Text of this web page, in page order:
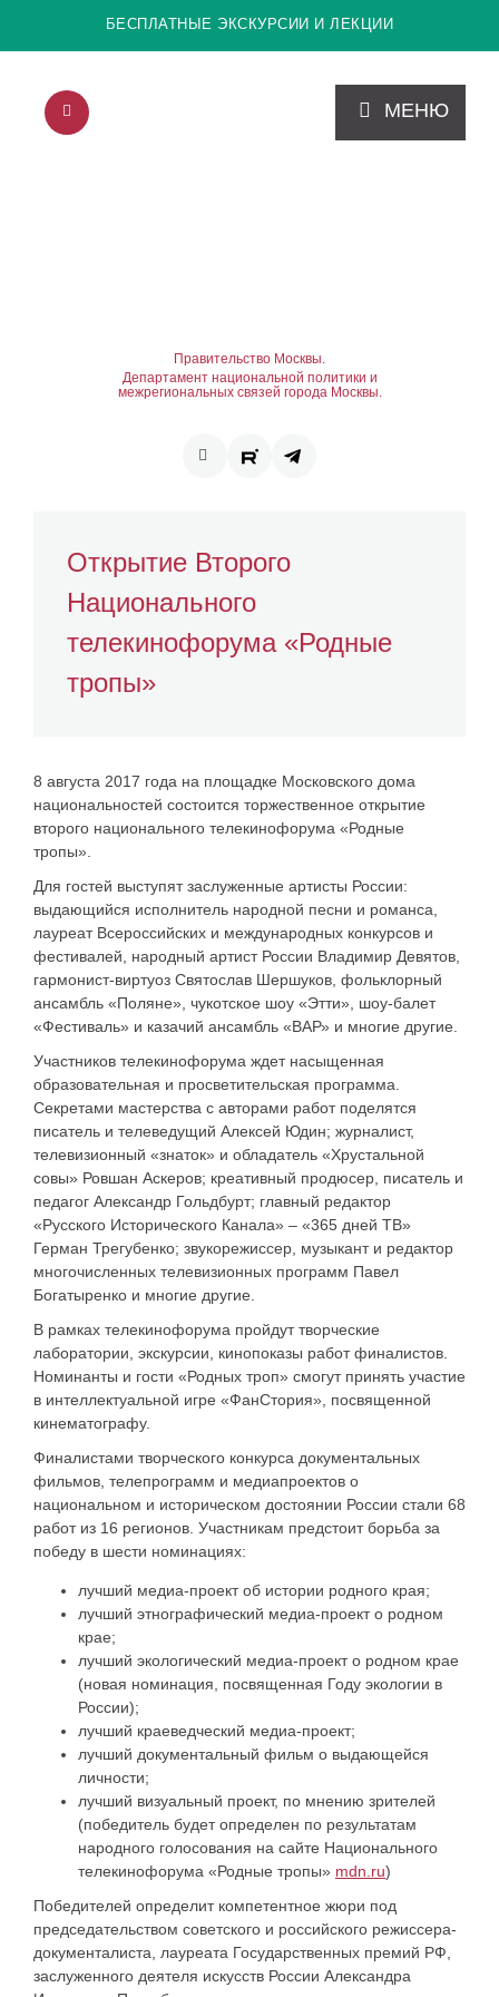
БЕСПЛАТНЫЕ ЭКСКУРСИИ И ЛЕКЦИИ
МЕНЮ
Правительство Москвы.
Департамент национальной политики и
межрегиональных связей города Москвы.
Открытие Второго
Национального
телекинофорума «Родные
тропы»
8 августа 2017 года на площадке Московского дома
национальностей состоится торжественное открытие
второго национального телекинофорума «Родные
тропы».
Для гостей выступят заслуженные артисты России:
выдающийся исполнитель народной песни и романса,
лауреат Всероссийских и международных конкурсов и
фестивалей, народный артист России Владимир Девятов,
гармонист-виртуоз Святослав Шершуков, фольклорный
ансамбль «Поляне», чукотское шоу «Этти», шоу-балет
«Фестиваль» и казачий ансамбль «ВАР» и многие другие.
Участников телекинофорума ждет насыщенная
образовательная и просветительская программа.
Секретами мастерства с авторами работ поделятся
писатель и телеведущий Алексей Юдин; журналист,
телевизионный «знаток» и обладатель «Хрустальной
совы» Ровшан Аскеров; креативный продюсер, писатель и
педагог Александр Гольдбурт; главный редактор
«Русского Исторического Канала» – «365 дней ТВ»
Герман Трегубенко; звукорежиссер, музыкант и редактор
многочисленных телевизионных программ Павел
Богатыренко и многие другие.
В рамках телекинофорума пройдут творческие
лаборатории, экскурсии, кинопоказы работ финалистов.
Номинанты и гости «Родных троп» смогут принять участие
в интеллектуальной игре «ФанСтория», посвященной
кинематографу.
Финалистами творческого конкурса документальных
фильмов, телепрограмм и медиапроектов о
национальном и историческом достоянии России стали 68
работ из 16 регионов. Участникам предстоит борьба за
победу в шести номинациях:
лучший медиа-проект об истории родного края;
лучший этнографический медиа-проект о родном
крае;
лучший экологический медиа-проект о родном крае
(новая номинация, посвященная Году экологии в
России);
лучший краеведческий медиа-проект;
лучший документальный фильм о выдающейся
личности;
лучший визуальный проект, по мнению зрителей
(победитель будет определен по результатам
народного голосования на сайте Национального
телекинофорума «Родные тропы» mdn.ru)
Победителей определит компетентное жюри под
председательством советского и российского режиссера-
документалиста, лауреата Государственных премий РФ,
заслуженного деятеля искусств России Александра